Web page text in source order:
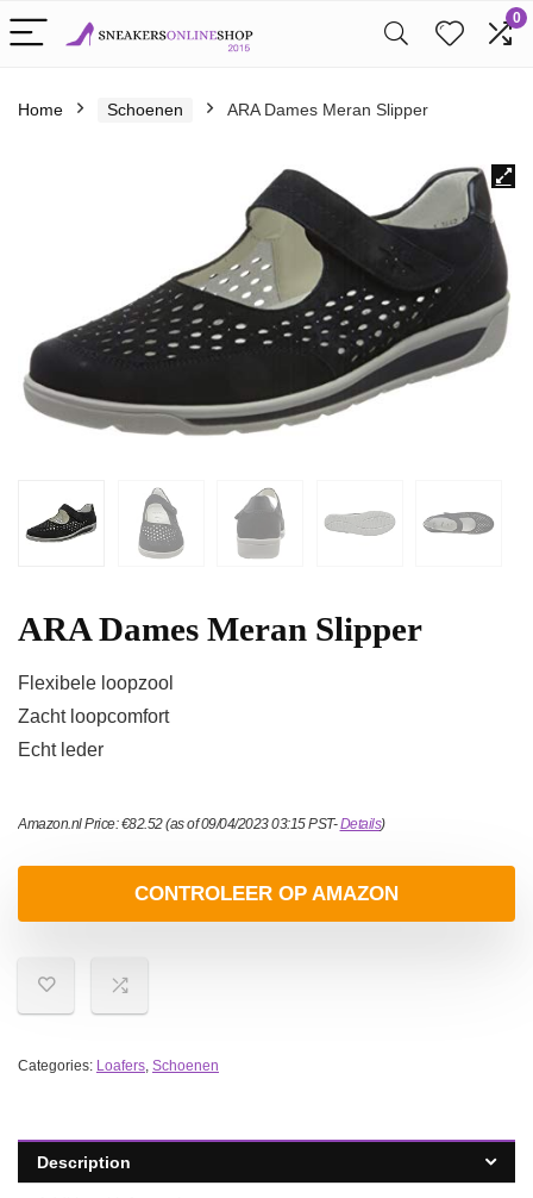
0
Home Schoenen ARA Dames Meran Slipper
ARA Dames Meran Slipper
Flexibele loopzool
Zacht loopcomfort
Echt leder
Amazon.nl Price:€82.52(as of 09/04/2023 03:15 PST-Details)
CONTROLEER OP AMAZON
Categories: Loafers, Schoenen
Description